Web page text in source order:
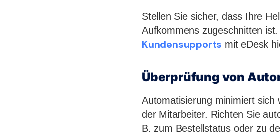
Stellen Sie sicher, dass Ihre
Aufkommens zugeschnitten
Kundensupports mit eDesk
Überprüfung von
Automatisierung minimiert sich
der Mitarbeiter. Richten Sie
B. zum Bestellstatus oder zu